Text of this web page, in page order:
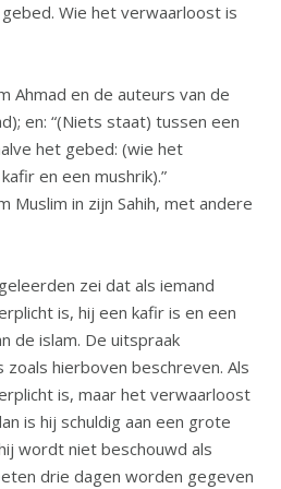
Wie het verwaarloost is
Ahmad en de auteurs van de
en: “(Niets staat) tussen een
het gebed: (wie het
en een mushrik).”
Muslim in zijn Sahih, met andere
zei dat als iemand
is, hij een kafir is en een
de islam. De uitspraak
hierboven beschreven. Als
is, maar het verwaarloost
is hij schuldig aan een grote
wordt niet beschouwd als
drie dagen worden gegeven